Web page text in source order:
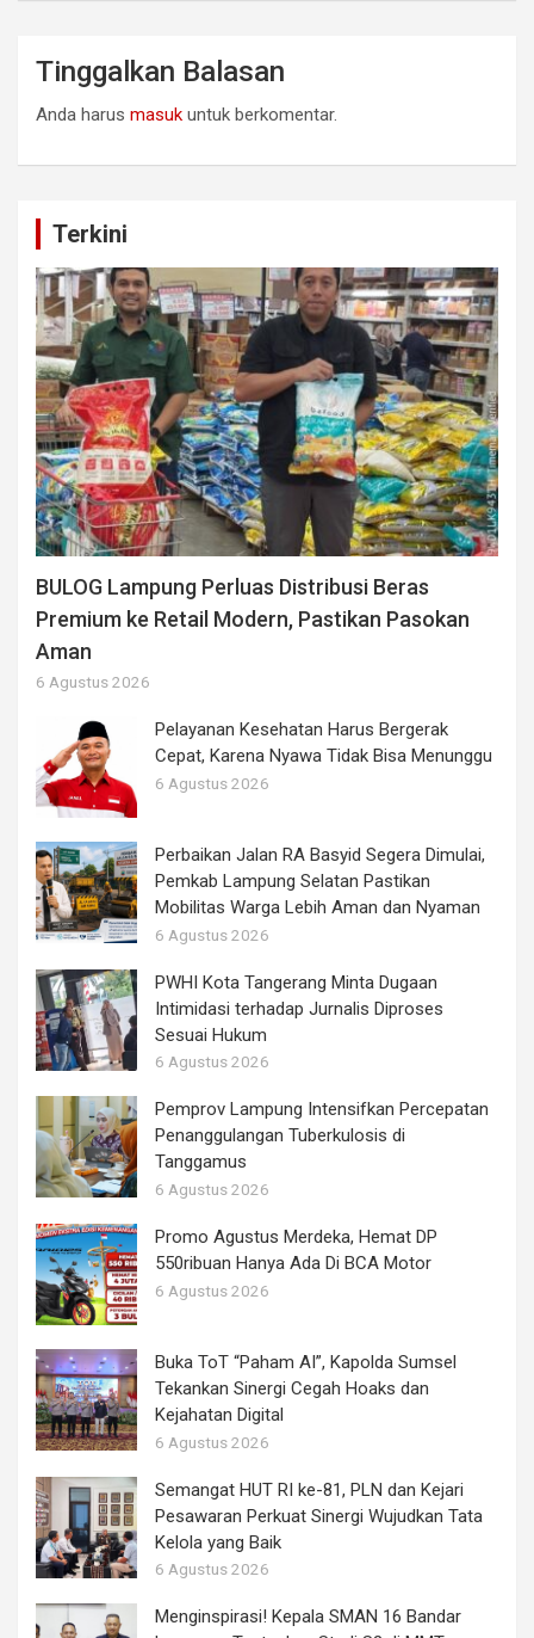
Tinggalkan Balasan
Anda harus masuk untuk berkomentar.
Terkini
BULOG Lampung Perluas Distribusi Beras
Premium ke Retail Modern, Pastikan Pasokan
Aman
6 Agustus 2026
Pelayanan Kesehatan Harus Bergerak
Cepat, Karena Nyawa Tidak Bisa Menunggu
6 Agustus 2026
Perbaikan Jalan RA Basyid Segera Dimulai,
Pemkab Lampung Selatan Pastikan
Mobilitas Warga Lebih Aman dan Nyaman
6 Agustus 2026
PWHI Kota Tangerang Minta Dugaan
Intimidasi terhadap Jurnalis Diproses
Sesuai Hukum
6 Agustus 2026
Pemprov Lampung Intensifkan Percepatan
Penanggulangan Tuberkulosis di
Tanggamus
6 Agustus 2026
Promo Agustus Merdeka, Hemat DP
550ribuan Hanya Ada Di BCA Motor
6 Agustus 2026
Buka ToT “Paham AI”, Kapolda Sumsel
Tekankan Sinergi Cegah Hoaks dan
Kejahatan Digital
6 Agustus 2026
Semangat HUT RI ke-81, PLN dan Kejari
Pesawaran Perkuat Sinergi Wujudkan Tata
Kelola yang Baik
6 Agustus 2026
Menginspirasi! Kepala SMAN 16 Bandar